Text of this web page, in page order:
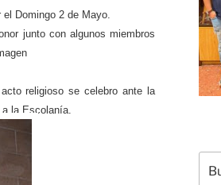
Domingo 2 de Mayo.
junto con algunos miembros
religioso se celebro ante la
la Escolanía.
por: